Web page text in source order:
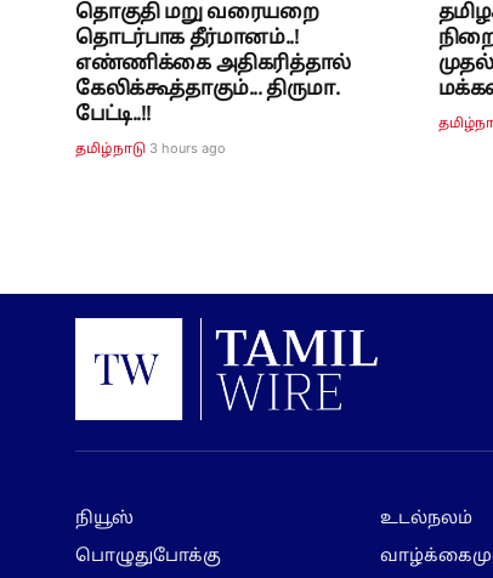
தொகுதி மறு வரையறை
தொடர்பாக தீர்மானம்..!
எண்ணிக்கை அதிகரித்தால்
கேலிக்கூத்தாகும்... திருமா.
பேட்டி..!!
தமிழ்நாடு 3 hours ago
நியூஸ்
பொழுதுபோக்கு
உடல்நலம்